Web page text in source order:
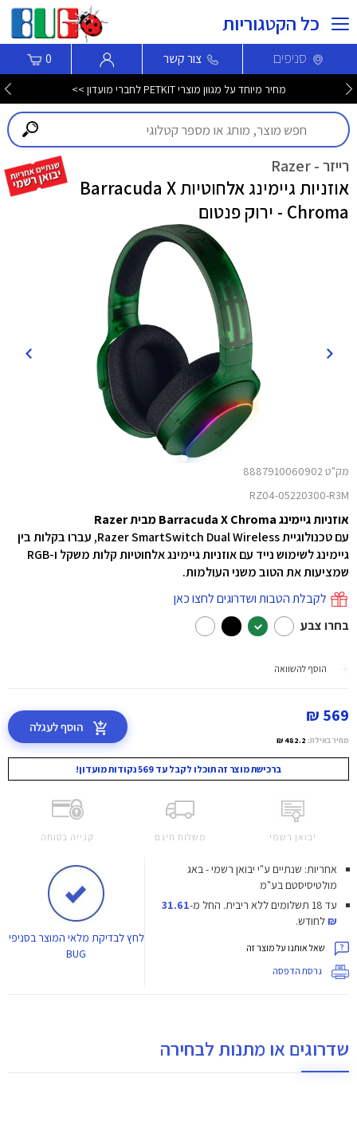
כל הקטגוריות
סניפים צור קשר 0
מחיר מיוחד על מגוון מוצרי PETKIT לחברי מועדון >>
רייזר - Razer
אוזניות גיימינג אלחוטיות Barracuda X
Chroma - ירוק פנטום
מק"ט 8887910060902
RZ04-05220300-R3M
אוזניות גיימינג Barracuda X Chroma מבית Razer
עם טכנולוגיית Razer SmartSwitch Dual Wireless, עברו בקלות בין
גיימינג לשימוש נייד עם אוזניות גיימינג אלחוטיות קלות משקל ו-RGB
שמציעות את הטוב משני העולמות.
לקבלת הטבות ושדרוגים לחצו כאן
בחרו צבע
הוסף להשוואה
569 ₪
מחיר באילת: 482.2 ₪
הוסף לעגלה
ברכישת מוצר זה תוכלו לקבל עד 569 נקודות מועדון!
יבואן רשמי משלוח חינם קנייה בטוחה
אחריות: שנתיים ע"י יבואן רשמי - באג
מולטיסיסטם בע"מ
עד 18 תשלומים ללא ריבית.
החל מ-31.61
₪לחודש.
שאל אותנו על מוצר זה
גרסת הדפסה
לחץלבדיקת מלאי המוצר בסניפי
BUG
שדרוגים או מתנות לבחירה